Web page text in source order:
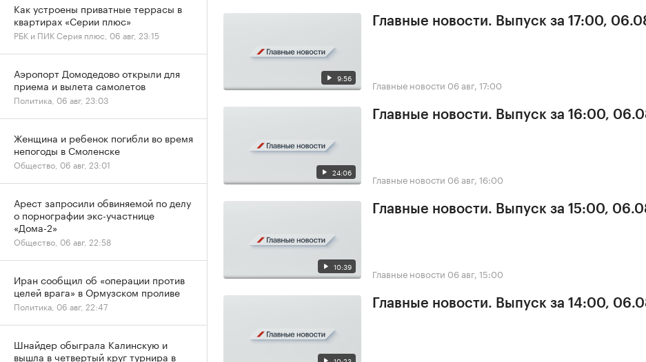
9:56
Главные новости. Выпуск за 17:00,
Главные новости 06 авг, 17:00
24:06
Главные новости. Выпуск за 16:00,
Главные новости 06 авг, 16:00
10:39
Главные новости. Выпуск за 15:00,
Главные новости 06 авг, 15:00
Главные новости. Выпуск за 14:00,
Как устроены приватные террасы в
квартирах «Серии плюс»
РБК и ПИК Серия плюс, 06 авг, 23:15
Аэропорт Домодедово открыли для
приема и вылета самолетов
Политика, 06 авг, 23:03
Женщина и ребенок погибли во время
непогоды в Смоленске
Общество, 06 авг, 23:01
Арест запросили обвиняемой по делу
о порнографии экс-участнице
«Дома-2»
Общество, 06 авг, 22:58
Иран сообщил об «операции против
целей врага» в Ормузском проливе
Политика, 06 авг, 22:47
Шнайдер обыграла Калинскую и
вышла в четвертый круг турнира в